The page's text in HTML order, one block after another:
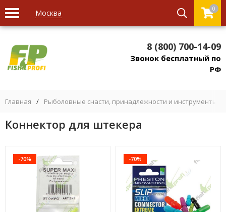
Москва 0
8 (800) 700-14-09
Звонок бесплатный по
РФ
Главная / Рыболовные снасти, принадлежности и инструменты
Коннектор для штекера
-70% -70%